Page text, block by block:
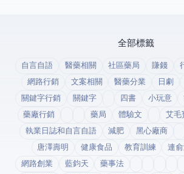
全部標籤
自言自語 醫藥相關 社區藥局 賺錢
網路行銷
文案相關 醫藥分業 日劇
關鍵字行銷
關鍵字 四書 小玩意
藥廠行銷
藥局 體驗文 艾毛
執業日誌和自言自語
減肥 黑心廠商
唐澤壽明
健康食品 教育訓練 連
網路創業
藍鈞天 藥事法